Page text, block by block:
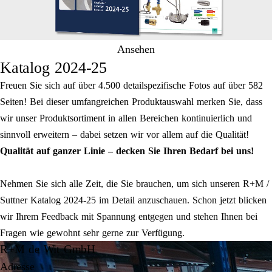
Ansehen
Katalog 2024-25
Freuen Sie sich auf über 4.500 detailspezifische Fotos auf über 582
Seiten! Bei dieser umfangreichen Produktauswahl merken Sie, dass
wir unser Produktsortiment in allen Bereichen kontinuierlich und
sinnvoll erweitern – dabei setzen wir vor allem auf die Qualität!
Qualität auf ganzer Linie – decken Sie Ihren Bedarf bei uns!
Nehmen Sie sich alle Zeit, die Sie brauchen, um sich unseren R+M /
Suttner Katalog 2024-25 im Detail anzuschauen. Schon jetzt blicken
wir Ihrem Feedback mit Spannung entgegen und stehen Ihnen bei
Fragen wie gewohnt sehr gerne zur Verfügung.
R+M de Wit GmbH
Adresse